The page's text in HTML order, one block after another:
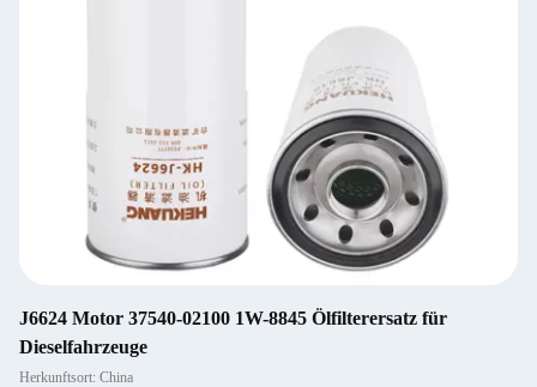
J6624 Motor 37540-02100 1W-8845 Ölfilterersatz für
Dieselfahrzeuge
Herkunftsort: China